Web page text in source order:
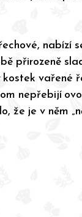
nabízí
přirozeně
kostek vařené
nepřebijí
že je v něm